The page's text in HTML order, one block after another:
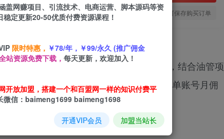
您当前未登录！建议登陆后购买，可保存购买订单
原创产品、虚拟产品线构建等10大模块，结合油管项
、搬运视频月入8000+），学员可实现单账号月佣
盖网赚项目、引流技术、电商运营、脚本源码等资
稳定更新20-50优质付费资源课程！
限时特惠， ￥78/年，￥99/永久 (推广佣金
站资源免费下载， 每天更新，欢迎加入！
开放加盟，搭建一个和百盟网一样的知识付费平
微信：baimeng1699 baimeng1698
开通VIP会员 加盟当站长